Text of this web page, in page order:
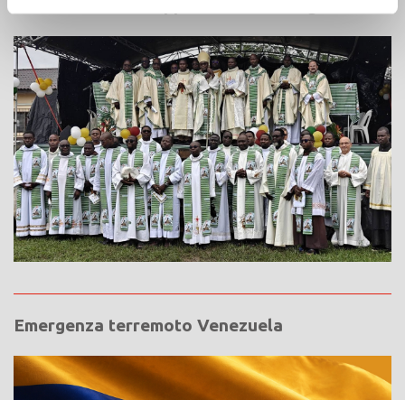
Costa d’Avorio: doppio Giubileo d’Argento
Emergenza terremoto Venezuela